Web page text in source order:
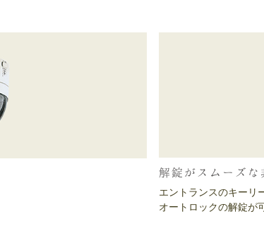
解錠がスムーズな
エントランスのキーリ
オートロックの解錠が